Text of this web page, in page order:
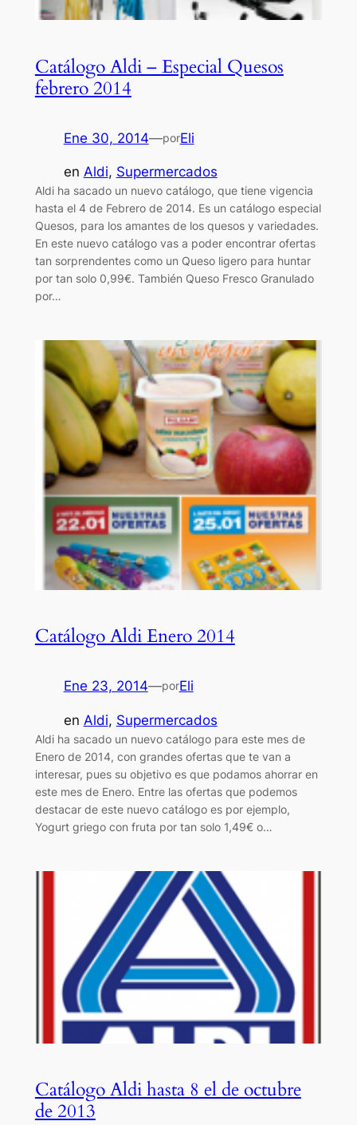
Catálogo Aldi – Especial Quesos
febrero 2014
Ene 30, 2014—porEli
en Aldi, Supermercados
Aldi ha sacado un nuevo catálogo, que tiene vigencia
hasta el 4 de Febrero de 2014. Es un catálogo especial
Quesos, para los amantes de los quesos y variedades.
En este nuevo catálogo vas a poder encontrar ofertas
tan sorprendentes como un Queso ligero para huntar
por tan solo 0,99€. También Queso Fresco Granulado
por…
Catálogo Aldi Enero 2014
Ene 23, 2014—porEli
en Aldi, Supermercados
Aldi ha sacado un nuevo catálogo para este mes de
Enero de 2014, con grandes ofertas que te van a
interesar, pues su objetivo es que podamos ahorrar en
este mes de Enero. Entre las ofertas que podemos
destacar de este nuevo catálogo es por ejemplo,
Yogurt griego con fruta por tan solo 1,49€ o…
Catálogo Aldi hasta 8 el de octubre
de 2013